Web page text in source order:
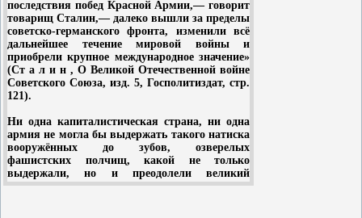
увольнения по состоянию здоровья из
военных органов, руководил рядом
военных кооперативов. С 1935-го –
начальник городского дорожного
Путивльского горисполкома Сумской
области.
В апреле 1943 года Ковпаку
последствия побед Красной Армии,— говорит
товарищ Сталин,— далеко вышли за пределы
советско-германского фронта, изменили всё
дальнейшее течение мировой войны и
приобрели крупное международное значение»
(Ст а л и н , О Великой Отечественной войне
Советского Союза, изд. 5, Госполитиздат, стр.
121).
Ни одна капиталистическая страна, ни одна
армия не могла бы выдержать такого натиска
вооружённых до зубов, озверелых
фашистских полчищ, какой не только
выдержали, но и преодолели великий
Советский Союз и его героическая Советская